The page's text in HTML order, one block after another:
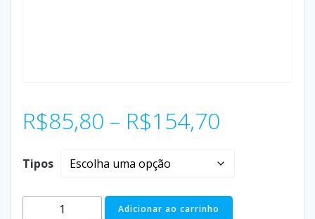
R$85,80 – R$154,70
Tipos
Adicionar ao carrinho